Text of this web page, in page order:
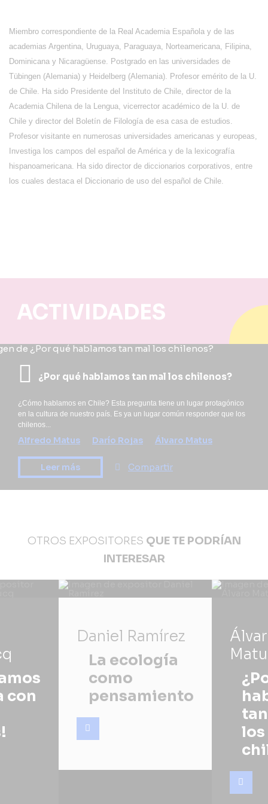
Miembro correspondiente de la Real Academia Española y de las
academias Argentina, Uruguaya, Paraguaya, Norteamericana, Filipina,
Dominicana y Nicaragüense. Postgrado en las universidades de
Tübingen (Alemania) y Heidelberg (Alemania). Profesor emérito de la U.
de Chile. Ha sido Presidente del Instituto de Chile, director de la
Academia Chilena de la Lengua, vicerrector académico de la U. de
Chile y director del Boletín de Filología de esa casa de estudios.
Profesor visitante en numerosas universidades americanas y europeas,
Investiga los campos del español de América y de la lexicografía
hispanoamericana. Ha sido director de diccionarios corporativos, entre
los cuales destaca el Diccionario de uso del español de Chile.
ACTIVIDADES
¿Por qué hablamos tan mal los chilenos?
¿Cómo hablamos en Chile? Esta pregunta tiene un lugar protagónico
en la cultura de nuestro país. Es ya un lugar común responder que los
chilenos...
Alfredo Matus Darío Rojas Álvaro Matus
Leer más Compartir
OTROS EXPOSITORES QUE TE PODRÍAN
INTERESAR
con
Daniel Ramírez
La ecología
como
pensamiento
los